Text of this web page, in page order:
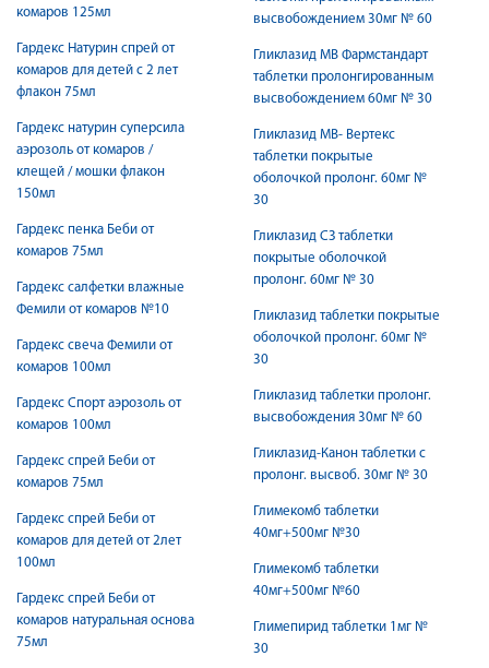
комаров 125мл
Гардекс Натурин спрей от
комаров для детей с 2 лет
флакон 75мл
Гардекс натурин суперсила
аэрозоль от комаров /
клещей / мошки флакон
150мл
Гардекс пенка Беби от
комаров 75мл
Гардекс салфетки влажные
Фемили от комаров №10
Гардекс свеча Фемили от
комаров 100мл
Гардекс Спорт аэрозоль от
комаров 100мл
Гардекс спрей Беби от
комаров 75мл
Гардекс спрей Беби от
комаров для детей от 2лет
100мл
Гардекс спрей Беби от
комаров натуральная основа
75мл
высвобождением 30мг № 60
Гликлазид МВ Фармстандарт
таблетки пролонгированным
высвобождением 60мг № 30
Гликлазид МВ- Вертекс
таблетки покрытые
оболочкой пролонг. 60мг №
30
Гликлазид СЗ таблетки
покрытые оболочкой
пролонг. 60мг № 30
Гликлазид таблетки покрытые
оболочкой пролонг. 60мг №
30
Гликлазид таблетки пролонг.
высвобождения 30мг № 60
Гликлазид-Канон таблетки с
пролонг. высвоб. 30мг № 30
Глимекомб таблетки
40мг+500мг №30
Глимекомб таблетки
40мг+500мг №60
Глимепирид таблетки 1мг №
30